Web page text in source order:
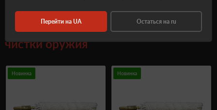
Новинки в категорииНасадки для
чистки оружия
Новинка Новинка
Перейти на UA Остаться на ru